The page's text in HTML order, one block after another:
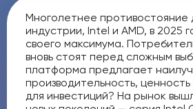
Многолетнее противостояние
индустрии, Intel и AMD, в 2025
своего максимума.
вновь стоят перед сложным
платформа предлагает
производительность,
для инвестиций? На рынок